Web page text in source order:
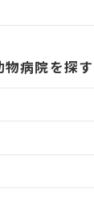
病院を探す